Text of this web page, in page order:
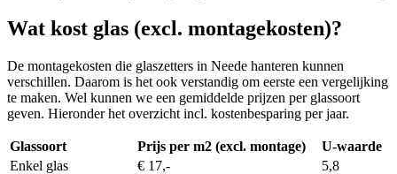
Wat kost glas (excl. montagekosten)?
De montagekosten die glaszetters in Neede hanteren kunnen
verschillen. Daarom is het ook verstandig om eerste een vergelijking
te maken. Wel kunnen we een gemiddelde prijzen per glassoort
geven. Hieronder het overzicht incl. kostenbesparing per jaar.
Glassoort Prijs per m2 (excl. montage)
U-waarde
Enkel glas
€ 17,- 5,8